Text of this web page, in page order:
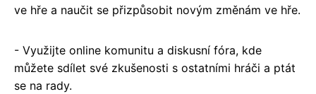
ve hře a naučit se přizpůsobit novým změnám ve hře.
- Využijte online komunitu a diskusní fóra, kde
můžete sdílet své zkušenosti s ostatními hráči a ptát
se na rady.